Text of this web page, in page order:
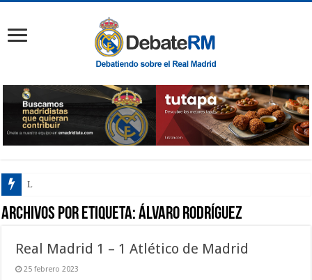
La Vang
Archivos por etiqueta:Álvaro Rodríguez
Real Madrid 1 – 1 Atlético de Madrid
25 febrero 2023